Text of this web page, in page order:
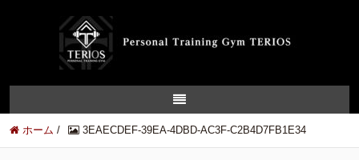
ホーム / 3EAECDEF-39EA-4DBD-AC3F-C2B4D7FB1E34